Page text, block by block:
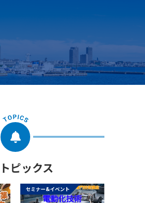
ピックス
セミナー&イベント